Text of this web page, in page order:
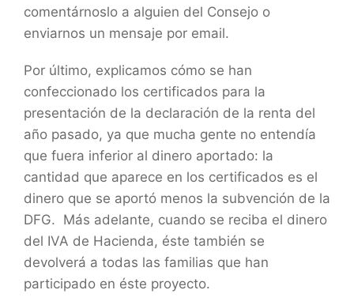
comentárnoslo a alguien del Consejo o
enviarnos un mensaje por email.
Por último, explicamos cómo se han
confeccionado los certificados para la
presentación de la declaración de la renta del
año pasado, ya que mucha gente no entendía
que fuera inferior al dinero aportado: la
cantidad que aparece en los certificados es el
dinero que se aportó menos la subvención de la
DFG. Más adelante, cuando se reciba el dinero
del IVA de Hacienda, éste también se
devolverá a todas las familias que han
participado en éste proyecto.